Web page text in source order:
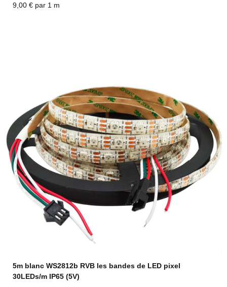
9,00 € par 1 m
5m blanc WS2812b RVB les bandes de LED pixel
30LEDs/m IP65 (5V)